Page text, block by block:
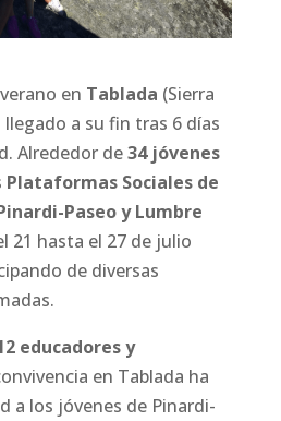
en Tablada (Sierra
a su fin tras 6 días
Alrededor de34 jóvenes
Plataformas Sociales de
Paseo y Lumbre
21 hasta el 27 de julio
de diversas
educadores y
en Tablada ha
a los jóvenes de Pinardi-